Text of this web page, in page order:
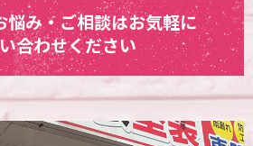
悩み・ご相談はお気軽に
合わせください